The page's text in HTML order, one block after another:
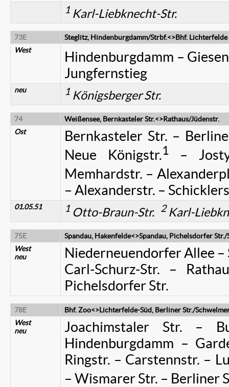
1 Karl-Liebknecht-Str.
73E
Steglitz, Hindenburgdamm/Strbf.<>Bhf. Lichterfelde
West
Hindenburgdamm –
Jungfernstieg
neu 1 Königsberger Str.
74
Weißensee, Bernkasteler Str.<>Rathaus/Jüdenstr.
Ost
Bernkasteler Str. –
Neue Königstr.1 –
Memhardstr. –
– Alexanderstr. –
01.05.51 1 Otto-Braun-Str. 2Karl-
75E
Spandau, Hakenfelde<>Spandau, Pichelsdorfer Str./
West
neu
Niederneuendorfer Allee
Carl-Schurz-Str. –
Pichelsdorfer Str.
78E
Bhf. Zoo<>Lichterfelde-Süd, Berliner Str./
West
neu
Joachimstaler Str. –
Hindenburgdamm –
Ringstr. – Carstennstr. –
– Wismarer Str. – Berliner